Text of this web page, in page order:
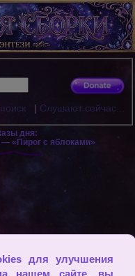
для улучшения
нашем сайте, вы
| Слушают сейчас...
дня:
«Пирог с яблоками»
сверкают и сияют, когд